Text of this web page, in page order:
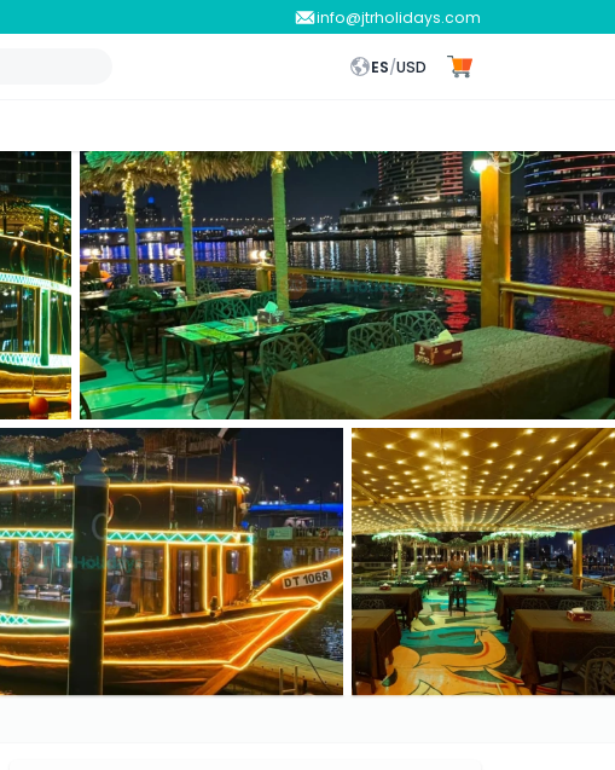
info@jtrholidays.com
ES/USD